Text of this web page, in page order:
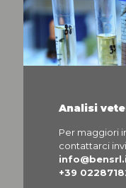
Analisi
Per maggiori
contattarci
+39